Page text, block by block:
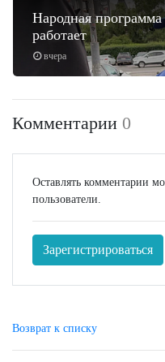
вчера
Народная
работает
Комментарии 0
Оставлять комментарии
пользователи.
Зарегистрироваться
Возврат к списку